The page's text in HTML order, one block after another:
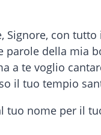
Signore, con tutto
parole della mia
a te voglio
il tuo tempio
tuo nome per il